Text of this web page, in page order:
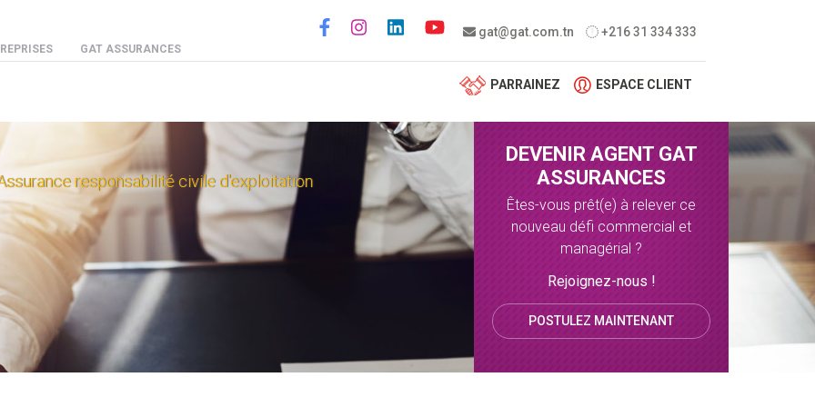
GAT ASSURANCES
gat@gat.com.tn +216 31 334 333
Social menu
PARRAINEZ ESPACE CLIENT
responsabilité civile d'exploitation
DEVENIR AGENT GAT
ASSURANCES
Êtes-vous prêt(e) à relever ce
nouveau défi commercial et
managérial ?
Rejoignez-nous !
POSTULEZ MAINTENANT